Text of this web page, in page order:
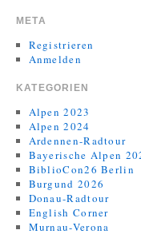
META
Registrieren
Anmelden
KATEGORIEN
Alpen 2023
Alpen 2024
Ardennen-Radtour
Bayerische Alpen
BiblioCon26 Berlin
Burgund 2026
Donau-Radtour
English Corner
Murnau-Verona